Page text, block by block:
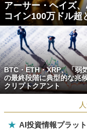
アーサー・ヘイズ
コイン100万ドル超
BTC・ETH・XRP、「弱
の最終段階に典型的な兆
クリプトクアント
★ AI投資情報プラッ